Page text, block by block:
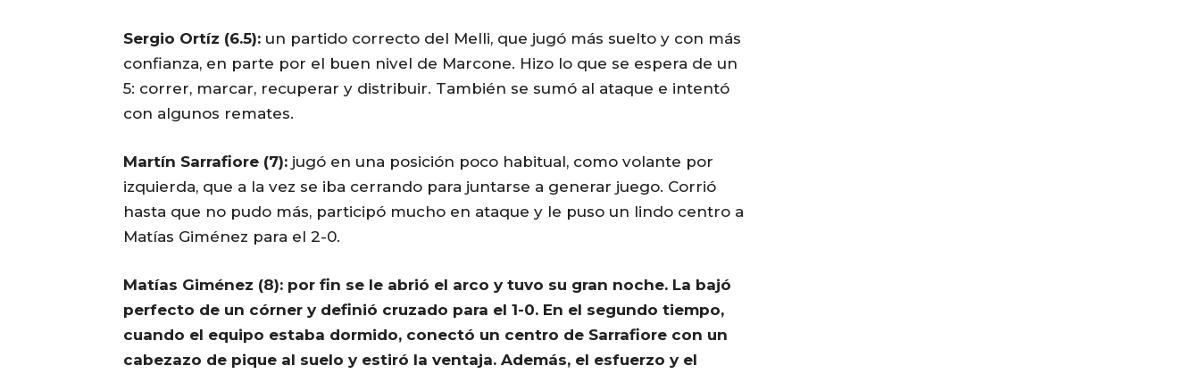
Sergio Ortíz (6.5): un partido correcto del Melli, que jugó más suelto y con más
confianza, en parte por el buen nivel de Marcone. Hizo lo que se espera de un
5: correr, marcar, recuperar y distribuir. También se sumó al ataque e intentó
con algunos remates.
Martín Sarrafiore (7): jugó en una posición poco habitual, como volante por
izquierda, que a la vez se iba cerrando para juntarse a generar juego. Corrió
hasta que no pudo más, participó mucho en ataque y le puso un lindo centro a
Matías Giménez para el 2-0.
Matías Giménez (8): por fin se le abrió el arco y tuvo su gran noche. La bajó
perfecto de un córner y definió cruzado para el 1-0. En el segundo tiempo,
cuando el equipo estaba dormido, conectó un centro de Sarrafiore con un
cabezazo de pique al suelo y estiró la ventaja. Además, el esfuerzo y el